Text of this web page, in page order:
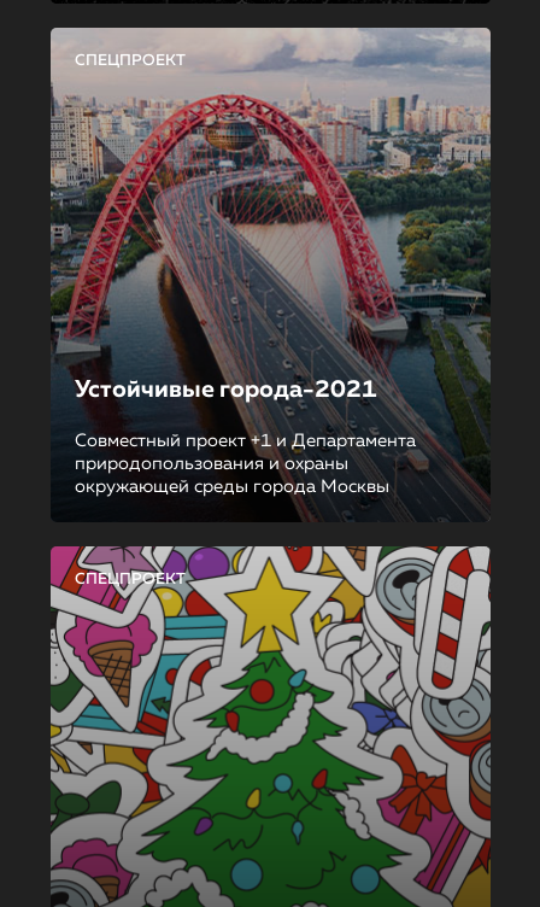
СПЕЦПРОЕКТ
Устойчивые города-2021
Совместный проект +1 и Департамента
природопользования и охраны
окружающей среды города Москвы
СПЕЦПРОЕКТ